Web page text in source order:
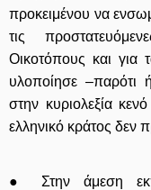
προκειμένου να
τις
Οικοτόπους και για
υλοποίησε –παρότι
στην κυριολεξία
ελληνικό κράτος δεν
● Στην άμεση